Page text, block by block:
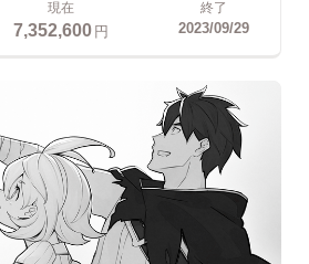
現在
7,352,600円
終了
2023/09/29